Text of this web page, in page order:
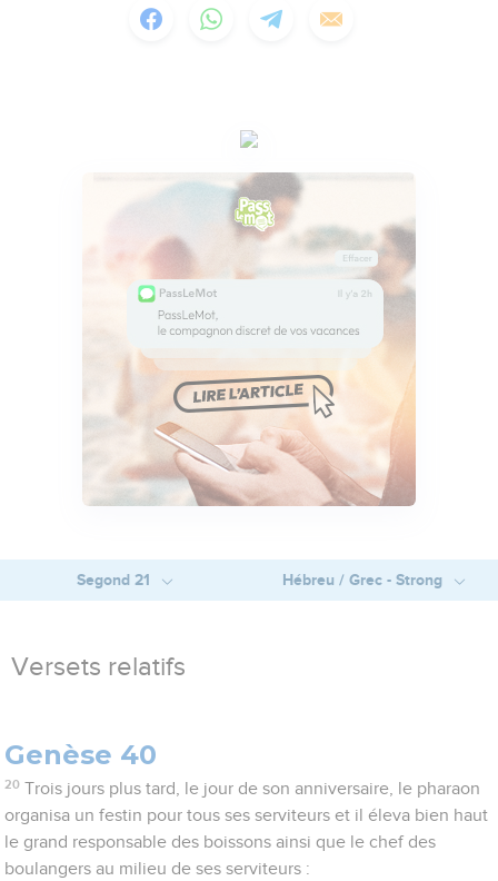
Segond 21 Hébreu / Grec - Strong
Versets relatifs
Genèse 40
20 Trois jours plus tard, le jour de son anniversaire, le pharaon
organisa un festin pour tous ses serviteurs et il éleva bien haut
le grand responsable des boissons ainsi que le chef des
boulangers au milieu de ses serviteurs :